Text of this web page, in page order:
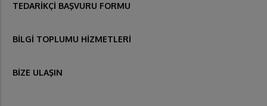
TEDARİKÇİ BAŞVURU FORMU
BİLGİ TOPLUMU HİZMETLERİ
BİZE ULAŞIN